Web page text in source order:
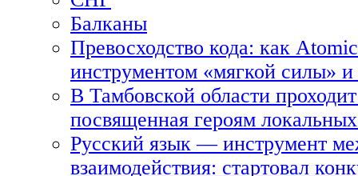
Балканы
Превосходство кода: как
инструментом «мягкой силы» и
В Тамбовской области
посвященная героям
Русский язык — инструмент
взаимодействия: стартовал